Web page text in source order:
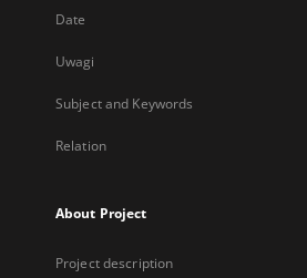
Date
Uwagi
Subject and Keywords
Relation
About Project
Project description